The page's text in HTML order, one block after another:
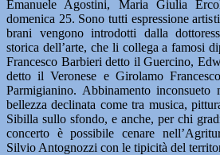
Emanuele Agostini, Maria Giulia
domenica 25. Sono tutti espressione
brani vengono introdotti dalla
storica dell’arte, che li collega a famosi
Francesco Barbieri detto il Guercino,
detto il Veronese e Girolamo
Parmigianino. Abbinamento inconsueto
bellezza declinata come tra musica,
Sibilla sullo sfondo, e anche, per chi
concerto è possibile cenare
Silvio Antognozzi con le tipicità del